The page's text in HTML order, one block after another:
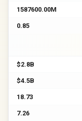
1587600.00M
0.85
$2.8B
$4.5B
18.73
7.26